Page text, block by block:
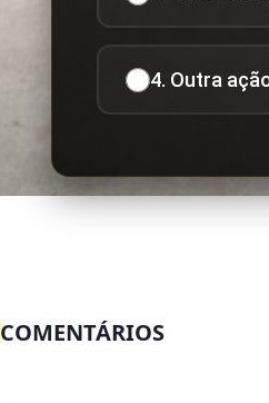
4. Outra
COMENTÁRIOS